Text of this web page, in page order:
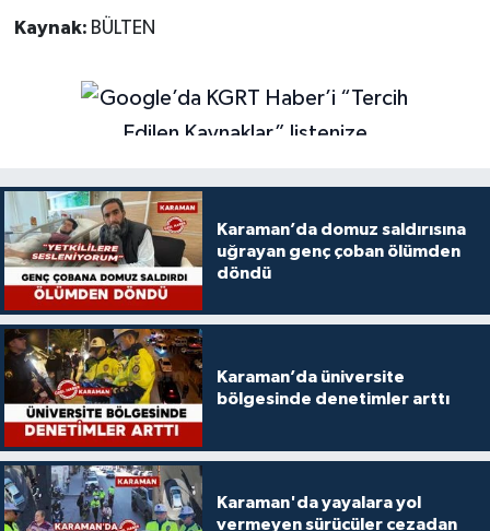
Kaynak: BÜLTEN
Karaman’da domuz saldırısına
uğrayan genç çoban ölümden
döndü
Karaman’da üniversite
bölgesinde denetimler arttı
Karaman'da yayalara yol
vermeyen sürücüler cezadan